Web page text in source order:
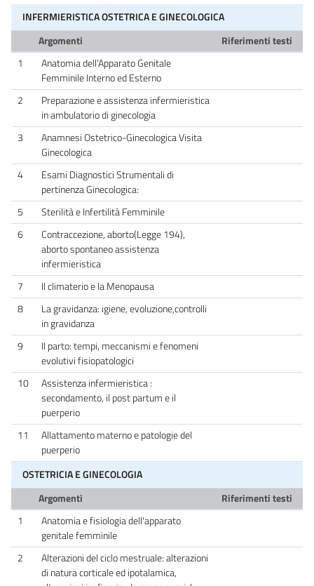
INFERMIERISTICA OSTETRICA E GINECOLOGICA
Argomenti
Riferimenti testi
1
Anatomia dell’Apparato Genitale
Femminile Interno ed Esterno
2
Preparazione e assistenza infermieristica
in ambulatorio di ginecologia
3
Anamnesi Ostetrico-Ginecologica Visita
Ginecologica
4
Esami Diagnostici Strumentali di
pertinenza Ginecologica:
5
Sterilità e Infertilità Femminile
6
Contraccezione, aborto(Legge 194),
aborto spontaneo assistenza
infermieristica
7
Il climaterio e la Menopausa
8
La gravidanza: igiene, evoluzione,controlli
in gravidanza
9
Il parto: tempi, meccanismi e fenomeni
evolutivi fisiopatologici
10
Assistenza infermieristica :
secondamento, il post partum e il
puerperio
11
Allattamento materno e patologie del
puerperio
OSTETRICIA E GINECOLOGIA
Argomenti
Riferimenti testi
1
Anatomia e fisiologia dell'apparato
genitale femminile
2
Alterazioni del ciclo mestruale: alterazioni
di natura corticale ed ipotalamica,